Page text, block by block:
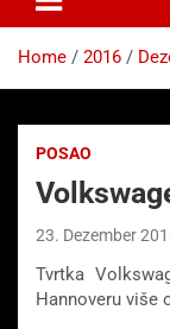
Home 2016
POSAO
23. Dezember
Tvrtka
Hannoveru više